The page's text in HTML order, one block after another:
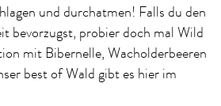
und durchatmen! Falls du den
bevorzugst, probier doch mal Wild
mit Bibernelle, Wacholderbeeren
best of Wald gibt es hier im